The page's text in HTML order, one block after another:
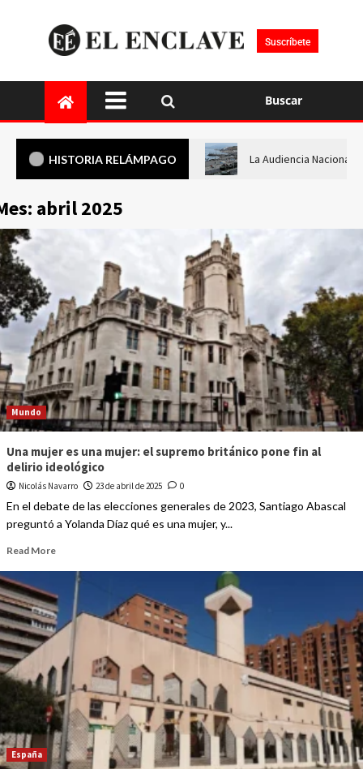
Suscríbete
Buscar
HISTORIA RELÁMPAGO La Audiencia Nacional
abril 2025
Mundo
Una mujer es una mujer: el supremo británico pone fin al
delirio ideológico
Nicolás Navarro 23 de abril de 2025 0
En el debate de las elecciones generales de 2023, Santiago Abascal
preguntó a Yolanda Díaz qué es una mujer, y...
Read More
España